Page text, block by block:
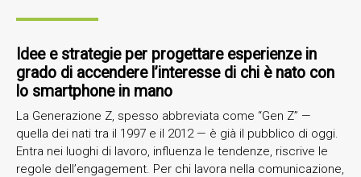
Idee e strategie per progettare esperienze in
grado di accendere l’interesse di chi è nato con
lo smartphone in mano
La Generazione Z, spesso abbreviata come “Gen Z” —
quella dei nati tra il 1997 e il 2012 — è già il pubblico di oggi.
Entra nei luoghi di lavoro, influenza le tendenze, riscrive le
regole dell’engagement. Per chi lavora nella comunicazione,